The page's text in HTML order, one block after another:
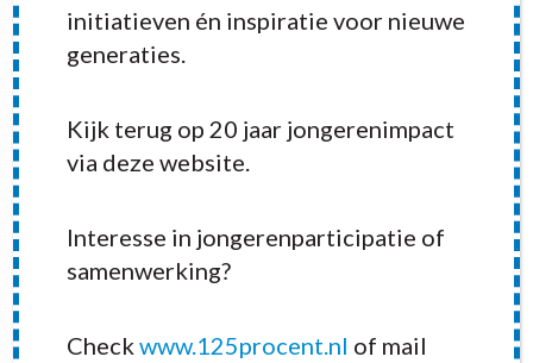
initiatieven én inspiratie voor nieuwe
generaties.
Kijk terug op 20 jaar jongerenimpact
via deze website.
Interesse in jongerenparticipatie of
samenwerking?
Checkwww.125procent.nl of mail